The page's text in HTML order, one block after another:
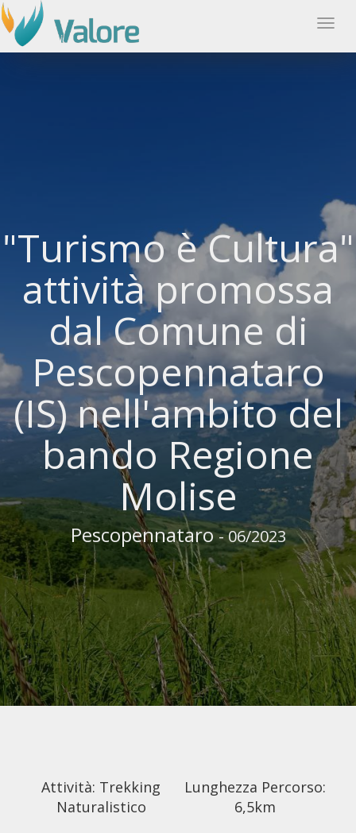
"Turismo è Cultura"
attività promossa
dal Comune di
Pescopennataro
(IS) nell'ambito del
bando Regione
Molise
Pescopennataro- 06/2023
Attività: Trekking
Naturalistico
Lunghezza Percorso:
6,5km